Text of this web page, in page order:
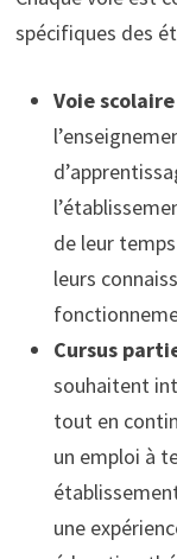
spécifiques des
Voie
de leur
leurs
Cursus
souhaitent
tout en
un emploi à
une